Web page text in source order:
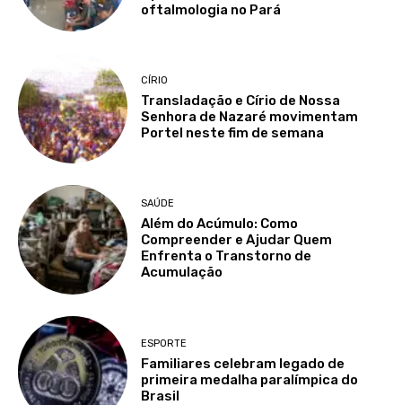
oftalmologia no Pará
CÍRIO
Transladação e Círio de Nossa
Senhora de Nazaré movimentam
Portel neste fim de semana
SAÚDE
Além do Acúmulo: Como
Compreender e Ajudar Quem
Enfrenta o Transtorno de
Acumulação
ESPORTE
Familiares celebram legado de
primeira medalha paralímpica do
Brasil